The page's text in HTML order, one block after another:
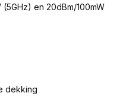
en 20dBm/100mW
dekking